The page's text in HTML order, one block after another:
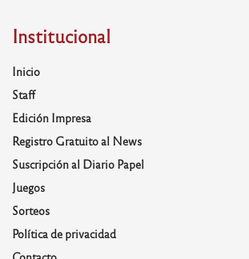
Institucional
Inicio
Staff
Edición Impresa
Registro Gratuito al News
Suscripción al Diario Papel
Juegos
Sorteos
Política de privacidad